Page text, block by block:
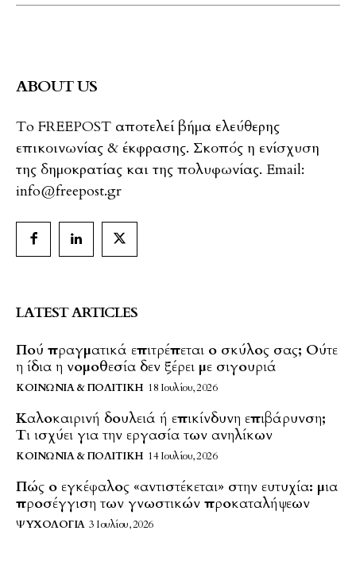
ABOUT US
To FREEPOST αποτελεί βήμα ελεύθερης
επικοινωνίας & έκφρασης. Σκοπός η ενίσχυση
της δημοκρατίας και της πολυφωνίας. Email:
info@freepost.gr
LATEST ARTICLES
Πού πραγματικά επιτρέπεται ο σκύλος σας; Ούτε
η ίδια η νομοθεσία δεν ξέρει με σιγουριά
ΚΟΙΝΩΝΊΑ & ΠΟΛΙΤΙΚΉ 18 Ιουλίου, 2026
Καλοκαιρινή δουλειά ή επικίνδυνη επιβάρυνση;
Τι ισχύει για την εργασία των ανηλίκων
ΚΟΙΝΩΝΊΑ & ΠΟΛΙΤΙΚΉ 14 Ιουλίου, 2026
Πώς ο εγκέφαλος «αντιστέκεται» στην ευτυχία: μια
προσέγγιση των γνωστικών προκαταλήψεων
ΨΥΧΟΛΟΓΊΑ 3 Ιουλίου, 2026